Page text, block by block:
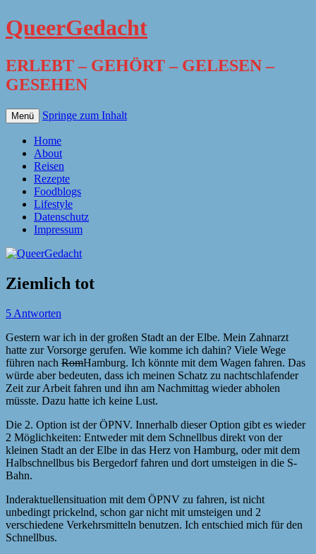
QueerGedacht
ERLEBT – GEHÖRT – GELESEN –
GESEHEN
Menü Springe zum Inhalt
Home
About
Reisen
Rezepte
Foodblogs
Lifestyle
Datenschutz
Impressum
Ziemlich tot
5 Antworten
Gestern war ich in der großen Stadt an der Elbe. Mein Zahnarzt
hatte zur Vorsorge gerufen. Wie komme ich dahin? Viele Wege
führen nach RomHamburg. Ich könnte mit dem Wagen fahren. Das
würde aber bedeuten, dass ich meinen Schatz zu nachtschlafender
Zeit zur Arbeit fahren und ihn am Nachmittag wieder abholen
müsste. Dazu hatte ich keine Lust.
Die 2. Option ist der ÖPNV. Innerhalb dieser Option gibt es wieder
2 Möglichkeiten: Entweder mit dem Schnellbus direkt von der
kleinen Stadt an der Elbe in das Herz von Hamburg, oder mit dem
Halbschnellbus bis Bergedorf fahren und dort umsteigen in die S-
Bahn.
Inderaktuellensituation mit dem ÖPNV zu fahren, ist nicht
unbedingt prickelnd, schon gar nicht mit umsteigen und 2
verschiedene Verkehrsmitteln benutzen. Ich entschied mich für den
Schnellbus.